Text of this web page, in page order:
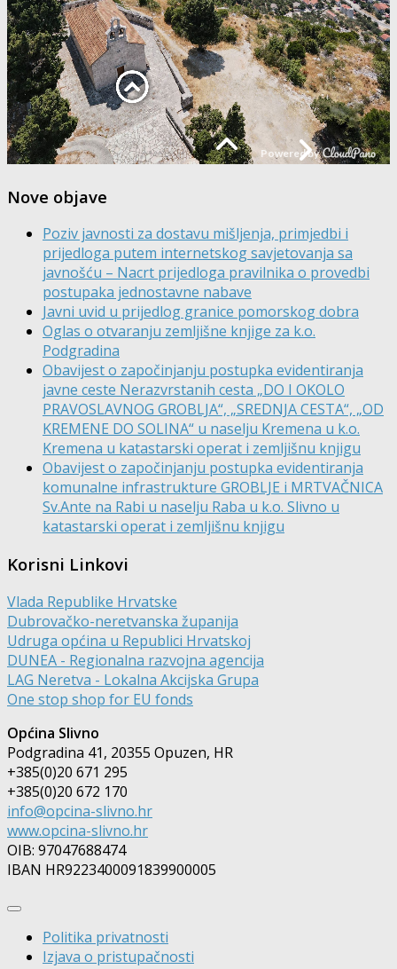
Nove objave
Poziv javnosti za dostavu mišljenja, primjedbi i
prijedloga putem internetskog savjetovanja sa
javnošću – Nacrt prijedloga pravilnika o provedbi
postupaka jednostavne nabave
Javni uvid u prijedlog granice pomorskog dobra
Oglas o otvaranju zemljišne knjige za k.o.
Podgradina
Obavijest o započinjanju postupka evidentiranja
javne ceste Nerazvrstanih cesta „DO I OKOLO
PRAVOSLAVNOG GROBLJA“, „SREDNJA CESTA“, „OD
KREMENE DO SOLINA“ u naselju Kremena u k.o.
Kremena u katastarski operat i zemljišnu knjigu
Obavijest o započinjanju postupka evidentiranja
komunalne infrastrukture GROBLJE i MRTVAČNICA
Sv.Ante na Rabi u naselju Raba u k.o. Slivno u
katastarski operat i zemljišnu knjigu
Korisni Linkovi
Vlada Republike Hrvatske
Dubrovačko-neretvanska županija
Udruga općina u Republici Hrvatskoj
DUNEA - Regionalna razvojna agencija
LAG Neretva - Lokalna Akcijska Grupa
One stop shop for EU fonds
Općina Slivno
Podgradina 41, 20355 Opuzen, HR
+385(0)20 671 295
+385(0)20 672 170
info@opcina-slivno.hr
www.opcina-slivno.hr
OIB: 97047688474
IBAN HR9223400091839900005
Politika privatnosti
Izjava o pristupačnosti